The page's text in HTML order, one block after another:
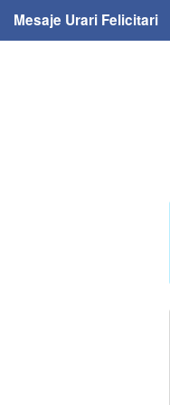
Mesaje Urari Felicitari